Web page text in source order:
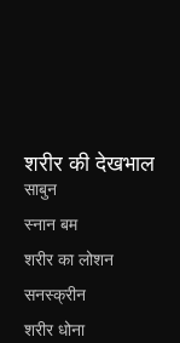
शरीर की देखभाल
साबुन
स्नान बम
शरीर का लोशन
सनस्क्रीन
शरीर धोना